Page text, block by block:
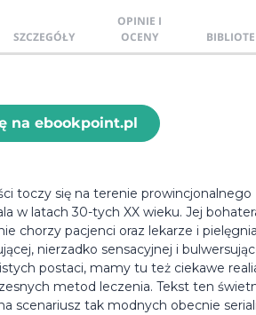
SZCZEGÓŁY
OPINIE I
OCENY
na ebookpoint.pl
toczy się na terenie prowincjonalnego
w latach 30-tych XX wieku. Jej
chorzy pacjenci oraz lekarze i
nierzadko sensacyjnej i
postaci, mamy tu też ciekawe
metod leczenia. Tekst ten
scenariusz tak modnych obecnie